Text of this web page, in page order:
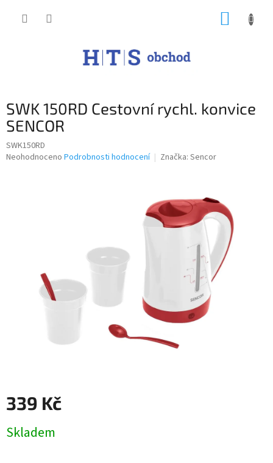
SWK 150RD Cestovní rychl. konvice
SENCOR
SWK150RD
Průměrné
Neohodnoceno Podrobnosti hodnocení Značka: Sencor
339 Kč
cena:
Skladem